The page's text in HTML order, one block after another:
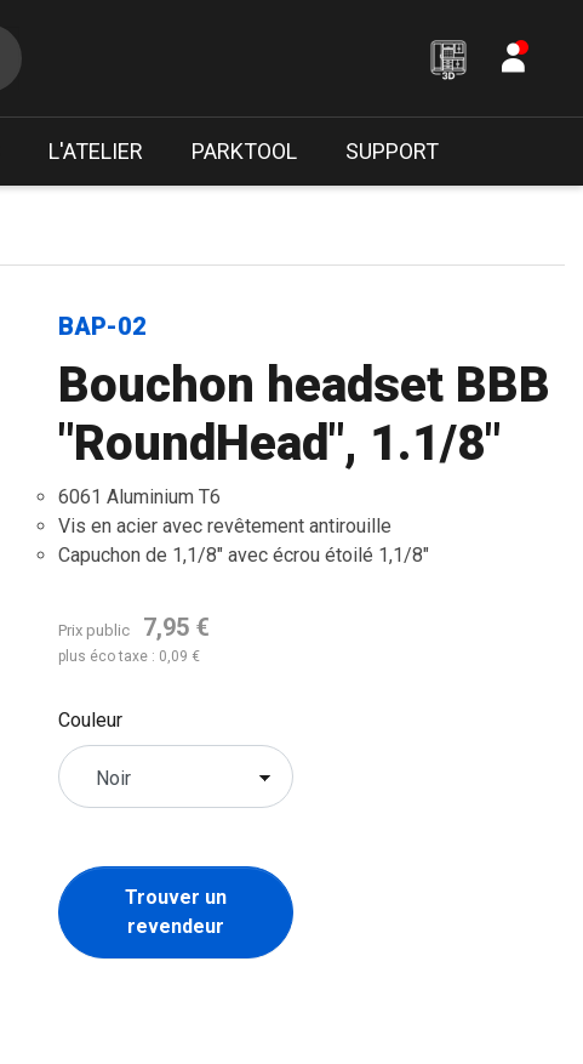
L'ATELIER PARKTOOL SUPPORT
BAP-02
Bouchon headset BBB
"RoundHead", 1.1/8"
6061 Aluminium T6
Vis en acier avec revêtement antirouille
Capuchon de 1,1/8" avec écrou étoilé 1,1/8"
Prix public 7,95 €
plus éco taxe : 0,09 €
Couleur
Trouver un
revendeur